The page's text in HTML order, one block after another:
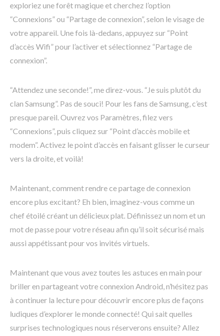
exploriez une forêt magique et cherchez l’option
“Connexions” ou “Partage de connexion”, selon le visage de
votre appareil. Une fois là-dedans, appuyez sur “Point
d’accès Wifi” pour l’activer et sélectionnez “Partage de
connexion”.
“Attendez une seconde!”, me direz-vous. “Je suis plutôt du
clan Samsung”. Pas de souci! Pour les fans de Samsung, c’est
presque pareil. Ouvrez vos Paramètres, filez vers
“Connexions”, puis cliquez sur “Point d’accès mobile et
modem”. Activez le point d’accès en faisant glisser le curseur
vers la droite, et voilà!
Maintenant, comment rendre ce partage de connexion
encore plus excitant? Eh bien, imaginez-vous comme un
chef étoilé créant un délicieux plat. Définissez un nom et un
mot de passe pour votre réseau afin qu’il soit sécurisé mais
aussi appétissant pour vos invités virtuels.
Maintenant que vous avez toutes les astuces en main pour
briller en partageant votre connexion Android, n’hésitez pas
à continuer la lecture pour découvrir encore plus de façons
ludiques d’explorer le monde connecté! Qui sait quelles
surprises technologiques nous réserverons ensuite? Allez